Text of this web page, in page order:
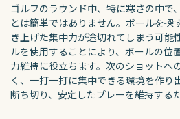
ゴルフのラウンド中、特に寒さの中で
とは簡単ではありません。ボールを探
き上げた集中力が途切れてしまう可能
ルを使用することにより、ボールの位
力維持に役立ちます。次のショットへ
く、一打一打に集中できる環境を作り
断ち切り、安定したプレーを維持する